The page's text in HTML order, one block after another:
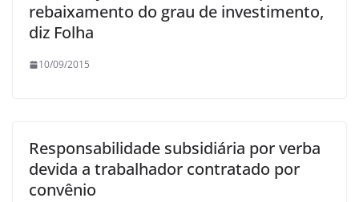
rebaixamento do grau de investimento,
diz Folha
10/09/2015
Responsabilidade subsidiária por verba
devida a trabalhador contratado por
convênio